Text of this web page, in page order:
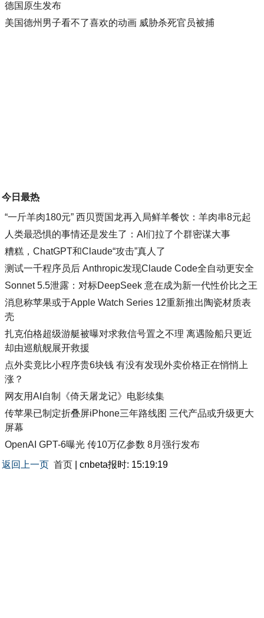
德国原生发布
美国德州男子看不了喜欢的动画 威胁杀死官员被捕
今日最热
“一斤羊肉180元” 西贝贾国龙再入局鲜羊餐饮：羊肉串8元起
人类最恐惧的事情还是发生了：AI们拉了个群密谋大事
糟糕，ChatGPT和Claude“攻击”真人了
测试一千程序员后 Anthropic发现Claude Code全自动更安全
Sonnet 5.5泄露：对标DeepSeek 意在成为新一代性价比之王
消息称苹果或于Apple Watch Series 12重新推出陶瓷材质表
壳
扎克伯格超级游艇被曝对求救信号置之不理 离遇险船只更近
却由巡航舰展开救援
点外卖竟比小程序贵6块钱 有没有发现外卖价格正在悄悄上
涨？
网友用AI自制《倚天屠龙记》电影续集
传苹果已制定折叠屏iPhone三年路线图 三代产品或升级更大
屏幕
OpenAI GPT-6曝光 传10万亿参数 8月强行发布
返回上一页 首页 | cnbeta报时: 15:19:19